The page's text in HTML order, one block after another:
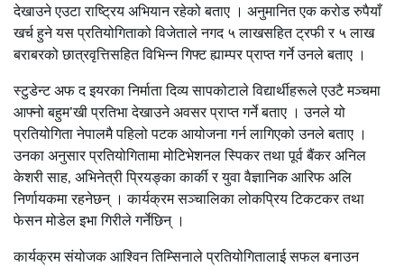
देखाउने एउटा राष्ट्रिय अभियान रहेको बताए । अनुमानित एक करोड रुपैयाँ
खर्च हुने यस प्रतियोगिताको विजेताले नगद ५ लाखसहित ट्रफी र ५ लाख
बराबरको छात्रवृत्तिसहित विभिन्न गिफ्ट ह्याम्पर प्राप्त गर्ने उनले बताए ।
स्टुडेन्ट अफ द इयरका निर्माता दिव्य सापकोटाले विद्यार्थीहरूले एउटै मञ्चमा
आफ्नो बहुम’खी प्रतिभा देखाउने अवसर प्राप्त गर्ने बताए । उनले यो
प्रतियोगिता नेपालमै पहिलो पटक आयोजना गर्न लागिएको उनले बताए ।
उनका अनुसार प्रतियोगितामा मोटिभेशनल स्पिकर तथा पूर्व बैंकर अनिल
केशरी साह, अभिनेत्री प्रियङ्का कार्की र युवा वैज्ञानिक आरिफ अलि
निर्णायकमा रहनेछन् । कार्यक्रम सञ्चालिका लोकप्रिय टिकटकर तथा
फेसन मोडेल इभा गिरीले गर्नेछिन् ।
कार्यक्रम संयोजक आश्विन तिम्सिनाले प्रतियोगितालाई सफल बनाउन